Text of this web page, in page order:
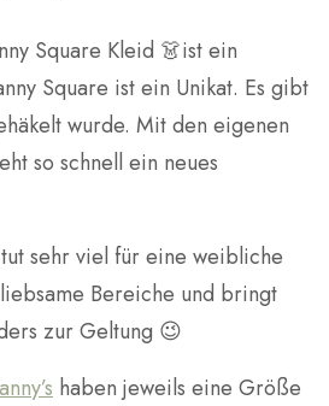
Square Kleid 👗ist ein
Square ist ein Unikat. Es gibt
wurde. Mit den eigenen
so schnell ein neues
sehr viel für eine weibliche
Bereiche und bringt
zur Geltung 😉
haben jeweils eine Größe